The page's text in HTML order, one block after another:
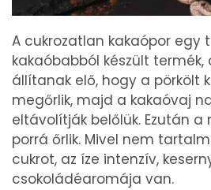
A cukrozatlan kakaópor egy
kakaóbabból készült
állítanak elő, hogy a pörkölt
megőrlik, majd a kakaóvaj
eltávolítják belőlük. Ezután
porrá őrlik. Mivel nem
cukrot, az íze intenzív,
csokoládéaromája van.